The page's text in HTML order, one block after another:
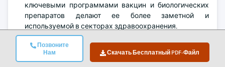
Позвоните
Нам
Скачать Бесплатный PDF-Файл
ключевыми программами вакцин и биологических
препаратов делают ее более заметной и
используемой в секторах здравоохранения.
Технологии холодовой цепи:
поставщик модульных, предварительно
квалифицированных решений, который предлагает